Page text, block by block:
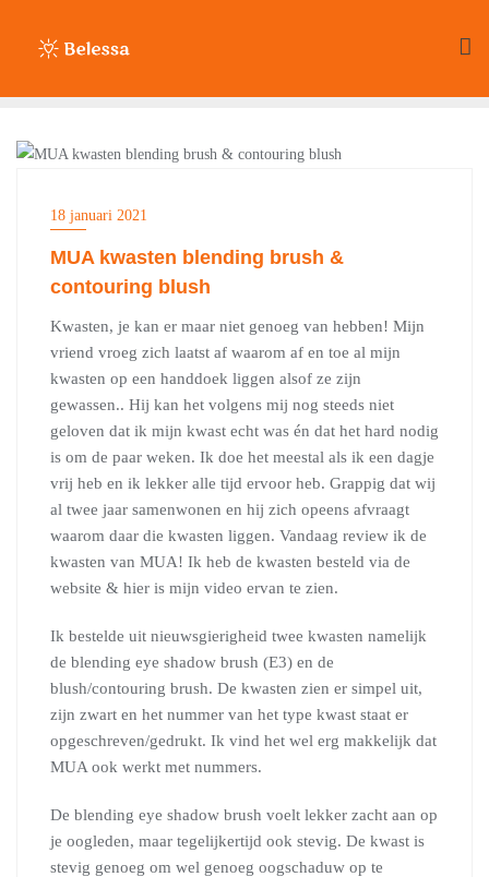
inhoud
18 januari 2021
MUA kwasten blending brush &
contouring blush
Kwasten, je kan er maar niet genoeg van hebben! Mijn
vriend vroeg zich laatst af waarom af en toe al mijn
kwasten op een handdoek liggen alsof ze zijn
gewassen.. Hij kan het volgens mij nog steeds niet
geloven dat ik mijn kwast echt was én dat het hard nodig
is om de paar weken. Ik doe het meestal als ik een dagje
vrij heb en ik lekker alle tijd ervoor heb. Grappig dat wij
al twee jaar samenwonen en hij zich opeens afvraagt
waarom daar die kwasten liggen. Vandaag review ik de
kwasten van MUA! Ik heb de kwasten besteld via de
website & hier is mijn video ervan te zien.
Ik bestelde uit nieuwsgierigheid twee kwasten namelijk
de blending eye shadow brush (E3) en de
blush/contouring brush. De kwasten zien er simpel uit,
zijn zwart en het nummer van het type kwast staat er
opgeschreven/gedrukt. Ik vind het wel erg makkelijk dat
MUA ook werkt met nummers.
De blending eye shadow brush voelt lekker zacht aan op
je oogleden, maar tegelijkertijd ook stevig. De kwast is
stevig genoeg om wel genoeg oogschaduw op te